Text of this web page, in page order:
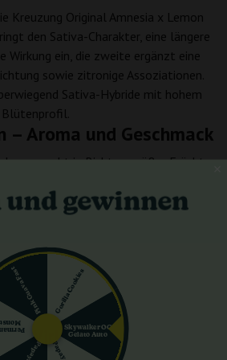
Kreuzung Original Amnesia x Lemon
den Sativa-Charakter, eine längere
Wirkung ein, die zweite ergänzt eine
sowie zitronige Assoziationen.
Sativa-Hybride mit hohem
– Aroma und Geschmack
Lemon geht in Richtung süßer Früchte
die Lemon-Skunk-Linie ist, kombiniert
sativatypischen Unterton auf Seiten
Erdigkeit. Amnesia Lemon
für alle, die helle Aromen mögen,
und intensives Ergebnis nach dem
– Wirkung
Gorilla Cookies
Skywalker OG
Gelato Auto
Pink Guava Fast